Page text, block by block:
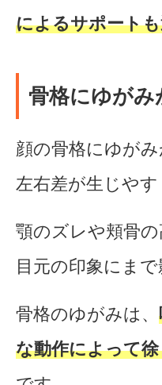
によるサポート
骨格にゆがみ
顔の骨格にゆが
左右差が生じやす
顎のズレや頬骨
目元の印象にま
骨格のゆがみは、
な動作によって